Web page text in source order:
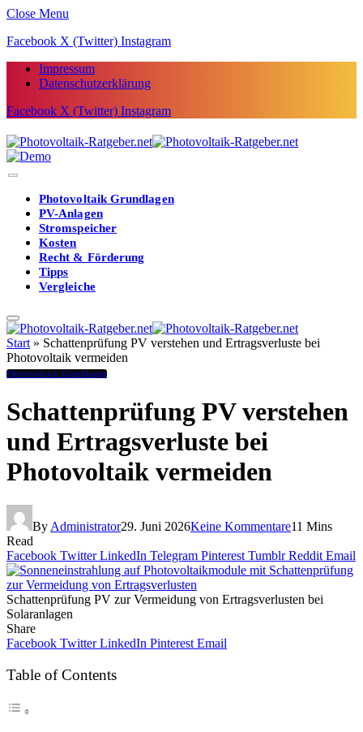
Close Menu
Facebook X (Twitter) Instagram
Impressum
Datenschutzerklärung
Facebook X (Twitter) Instagram
Photovoltaik Grundlagen
PV-Anlagen
Stromspeicher
Kosten
Recht & Förderung
Tipps
Vergleiche
Start » Schattenprüfung PV verstehen und Ertragsverluste bei
Photovoltaik vermeiden
Photovoltaik Grundlagen
Schattenprüfung PV verstehen
und Ertragsverluste bei
Photovoltaik vermeiden
By Administrator29. Juni 2026Keine Kommentare11 Mins
Read
Facebook Twitter LinkedIn Telegram Pinterest Tumblr Reddit Email
Schattenprüfung PV zur Vermeidung von Ertragsverlusten bei
Solaranlagen
Share
Facebook Twitter LinkedIn Pinterest Email
Table of Contents